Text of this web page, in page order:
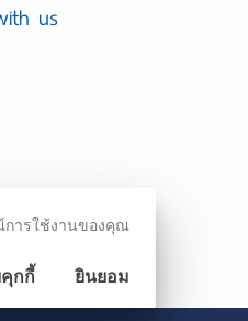
us
การใช้งานของคุณ
กกี้ ยินยอม